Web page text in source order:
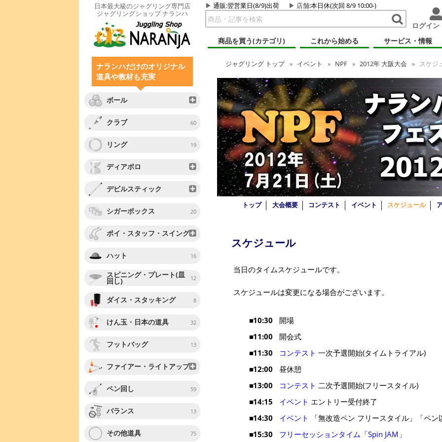
日本最大級のジャグリング専門店
ジャグリングショップ ナランハ
通販:翌営業日(8/9)出荷 店舗:本日休(次回 8/9 10:00-)
ログイン
商品を買う(カテゴリ)
これから始める サービス・情報
ナランハだけのオリジナル
道具や教材も充実
ボール
クラブ 60
リング 19
ディアボロ
デビルスティック
シガーボックス 20
ポイ・スタッフ・スイング
ハット 16
スピニング・プレート(皿
回し) 12
ダイス・スタッキング 8
けん玉・日本の道具 32
フットバッグ 13
ファイアー・ライトアップ
ペン回し 59
バランス 13
その他道具 75
ジャグリングトップ イベント NPF 2012年 大阪大会 スケジ
トップ 大会概要 コンテスト イベント スケジュール
スケジュール
当日のタイムスケジュールです。
スケジュールは変更になる場合がございます。
10:30
開場
11:00
開会式
11:30
コンテスト 一次予選開始(タイムトライアル)
12:00
昼休憩
13:00
コンテスト 二次予選開始(フリースタイル)
14:15
イベント エントリー受付終了
14:30
イベント
「無改造ペン フリースタイル」「ペ
15:30
フリーセッションタイム「Spin JAM」